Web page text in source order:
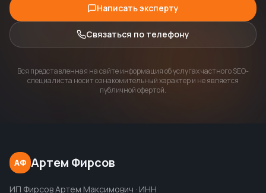
Написать эксперту
Связаться по телефону
Вся представленная на сайте информация об услугах частного SEO-
специалиста носит ознакомительный характер и не является
публичной офертой.
АФ Артем Фирсов
ИП Фирсов Артем Максимович · ИНН